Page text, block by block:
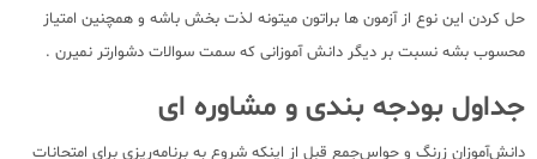
حل کردن این نوع از آزمون ها براتون میتونه لذت بخش باشه و همچنین امتیاز
محسوب بشه نسبت بر دیگر دانش آموزانی که سمت سوالات دشوارتر نمیرن .
جداول بودجه‌ بندی و مشاوره‌ ای
دانش‌آموزان زرنگ و حواس‌جمع قبل از اینکه شروع به برنامه‌ریزی برای امتحانات